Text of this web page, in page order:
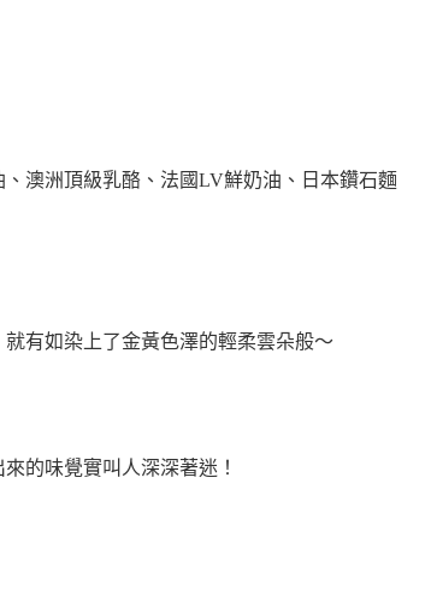
澳洲頂級乳酪、 法國LV鮮奶油、日本鑽石麵
就有如染上了金黃色澤的輕柔雲朵般～
的味覺實叫人深深著迷！